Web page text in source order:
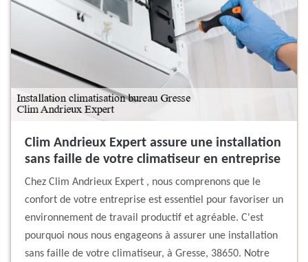
Clim Andrieux Expert assure une installation
sans faille de votre climatiseur en entreprise
Chez Clim Andrieux Expert , nous comprenons que le
confort de votre entreprise est essentiel pour favoriser un
environnement de travail productif et agréable. C'est
pourquoi nous nous engageons à assurer une installation
sans faille de votre climatiseur, à Gresse, 38650. Notre